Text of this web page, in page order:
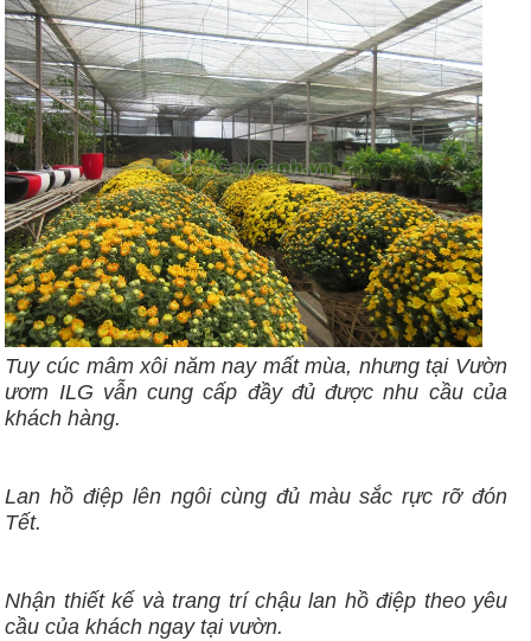
Tuy cúc mâm xôi năm nay mất mùa, nhưng tại Vườn
ươm ILG vẫn cung cấp đầy đủ được nhu cầu của
khách hàng.
Lan hồ điệp lên ngôi cùng đủ màu sắc rực rỡ đón
Tết.
Nhận thiết kế và trang trí chậu lan hồ điệp theo yêu
cầu của khách ngay tại vườn.